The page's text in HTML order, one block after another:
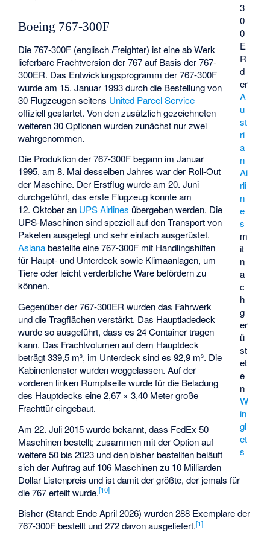
3
0
0
E
R
d
er
A
u
st
ri
a
n
Ai
rli
n
e
s
m
it
n
a
c
h
g
er
ü
st
et
e
n
W
in
gl
et
s
Boeing 767-300F
Die 767-300F (englisch Freighter) ist eine ab Werk
lieferbare Frachtversion der 767 auf Basis der 767-
300ER. Das Entwicklungsprogramm der 767-300F
wurde am 15. Januar 1993 durch die Bestellung von
30 Flugzeugen seitens United Parcel Service
offiziell gestartet. Von den zusätzlich gezeichneten
weiteren 30 Optionen wurden zunächst nur zwei
wahrgenommen.
Die Produktion der 767-300F begann im Januar
1995, am 8. Mai desselben Jahres war der Roll-Out
der Maschine. Der Erstflug wurde am 20. Juni
durchgeführt, das erste Flugzeug konnte am
12. Oktober an UPS Airlines übergeben werden. Die
UPS-Maschinen sind speziell auf den Transport von
Paketen ausgelegt und sehr einfach ausgerüstet.
Asianabestellte eine 767-300F mit Handlingshilfen
für Haupt- und Unterdeck sowie Klimaanlagen, um
Tiere oder leicht verderbliche Ware befördern zu
können.
Gegenüber der 767-300ER wurden das Fahrwerk
und die Tragflächen verstärkt. Das Hauptladedeck
wurde so ausgeführt, dass es 24 Container tragen
kann. Das Frachtvolumen auf dem Hauptdeck
beträgt 339,5 m³, im Unterdeck sind es 92,9 m³. Die
Kabinenfenster wurden weggelassen. Auf der
vorderen linken Rumpfseite wurde für die Beladung
des Hauptdecks eine 2,67 × 3,40 Meter große
Frachttür eingebaut.
Am 22. Juli 2015 wurde bekannt, dass FedEx 50
Maschinen bestellt; zusammen mit der Option auf
weitere 50 bis 2023 und den bisher bestellten beläuft
sich der Auftrag auf 106 Maschinen zu 10 Milliarden
Dollar Listenpreis und ist damit der größte, der jemals für
die 767 erteilt wurde.[10]
Bisher (Stand: Ende April 2026) wurden 288 Exemplare der
767-300F bestellt und 272 davon ausgeliefert.[1]